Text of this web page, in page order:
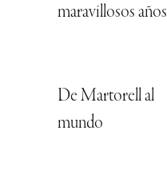
maravillosos años
De Martorell al
mundo